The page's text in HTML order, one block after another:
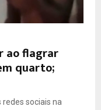
ao flagrar
quarto;
redes sociais na